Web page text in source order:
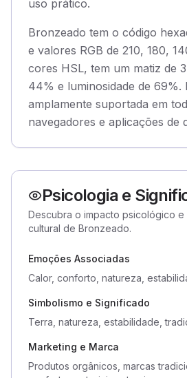
uso prático.
Bronzeado tem o código
e valores RGB de 210, 180,
cores HSL, tem um matiz de
44% e luminosidade de 69%.
amplamente suportada em
navegadores e aplicações de
Psicologia e
Descubra o impacto psicológico e
cultural de Bronzeado.
Emoções Associadas
Calor, conforto, natureza,
Simbolismo e Significado
Terra, natureza, estabilidade,
Marketing e Marca
Produtos orgânicos, marcas